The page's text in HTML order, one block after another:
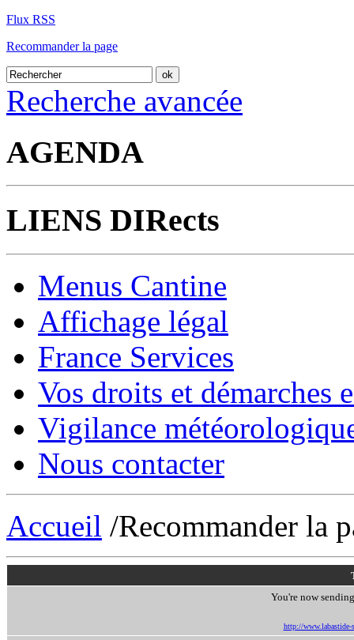
Flux RSS
Recommander la page
Recherche avancée
AGENDA
LIENS DIRects
Menus Cantine
Affichage légal
France Services
Vos droits et démarches
Vigilance
Nous contacter
Accueil /Recommander la
You're now
http://